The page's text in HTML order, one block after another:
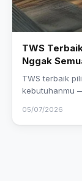
TWS
Nggak
TWS terbaik
kebutuhanmu
05/07/2026